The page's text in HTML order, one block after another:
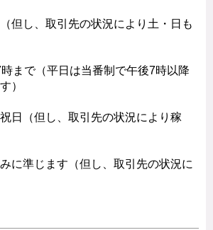
但し、取引先の状況により土・日も
まで（平日は当番制で午後7時以降
）
日（但し、取引先の状況により稼
に準じます（但し、取引先の状況に